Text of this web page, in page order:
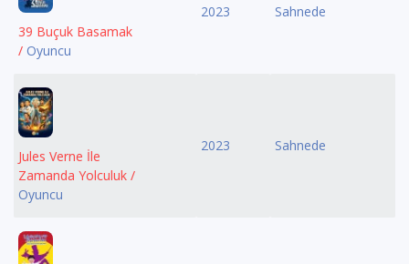
39 Buçuk Basamak
/ Oyuncu
2023 Sahnede
Jules Verne İle
Zamanda Yolculuk /
Oyuncu
2023 Sahnede